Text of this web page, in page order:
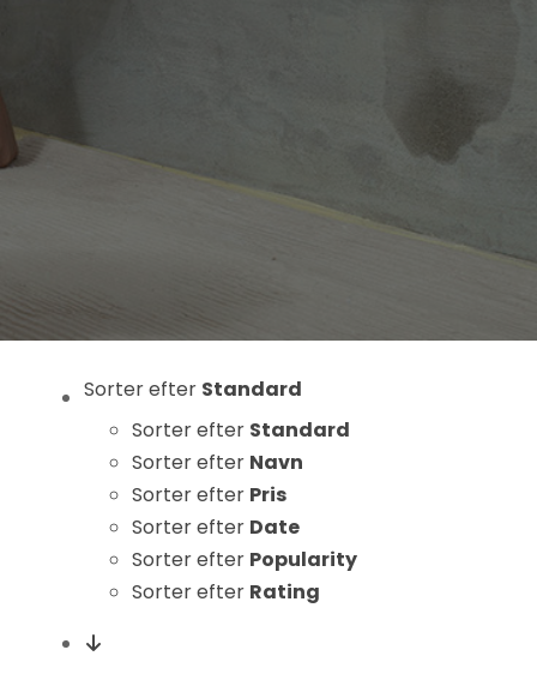
Sorter efter Standard
Sorter efter Standard
Sorter efter Navn
Sorter efter Pris
Sorter efter Date
Sorter efter Popularity
Sorter efter Rating
funktionalitet
og struktur, ud
Oplevelse
For at vores
hjemmeside
skal fungere
så godt som
muligt under
dit besøg.
nægter disse
forsvinder